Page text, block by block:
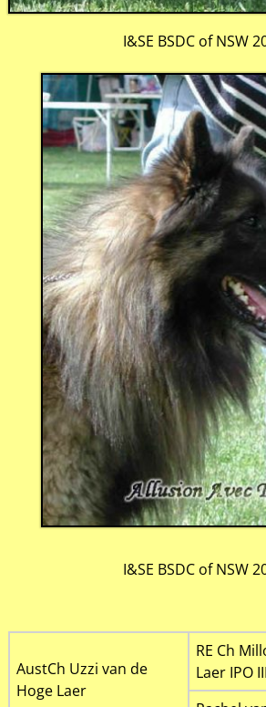
I&SE BSDC of NSW
I&SE BSDC of NSW
AustCh Uzzi van de
Hoge Laer
RE Ch
Laer IPO III